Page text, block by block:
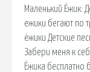
Маленький Ёжик:
ежики бегают по
ёжики Детские
Забери меня к
Ёжика бесплатно